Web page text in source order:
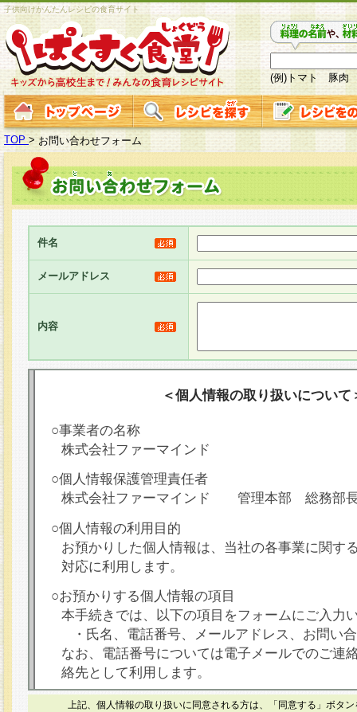
子供向けかんたんレシピの食育サイト
(例)トマト 豚肉
TOP > お問い合わせフォーム
件名
メールアドレス
内容
＜個人情報の取り扱いについて
○事業者の名称
株式会社ファーマインド
○個人情報保護管理責任者
株式会社ファーマインド 管理本部 総務部
○個人情報の利用目的
お預かりした個人情報は、当社の各事業に関す
対応に利用します。
○お預かりする個人情報の項目
本手続きでは、以下の項目をフォームにご入力
・氏名、電話番号、メールアドレス、お問い
なお、電話番号については電子メールでのご連
絡先として利用します。
○本人が容易に認識できない方法による個人情報
上記、個人情報の取り扱いに同意される方は、「同意する」ボタ